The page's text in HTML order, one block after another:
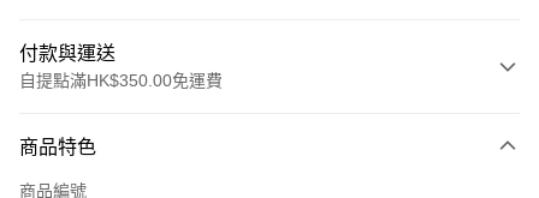
付款與運送
自提點滿HK$350.00免運費
信用卡
商品特色
商品編號